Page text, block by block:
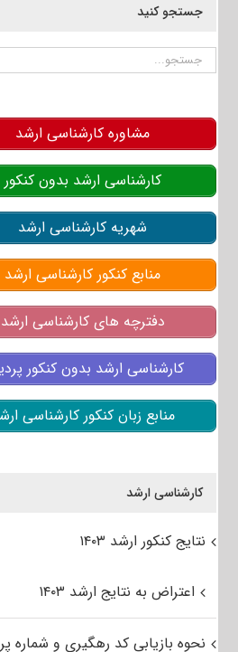
جستجو کنید
جستجو
مشاوره کارشناسی ارشد
کارشناسی ارشد بدون کنکور
شهریه کارشناسی ارشد
منابع کنکور کارشناسی ارشد
دفترچه های کارشناسی ارشد
کارشناسی ارشد بدون کنکور
منابع زبان کنکور کارشناسی
کارشناسی ارشد
نتایج کنکور ارشد ۱۴۰۳
اعتراض به نتایج ارشد ۱۴۰۳
نحوه بازیابی کد رهگیری و شماره